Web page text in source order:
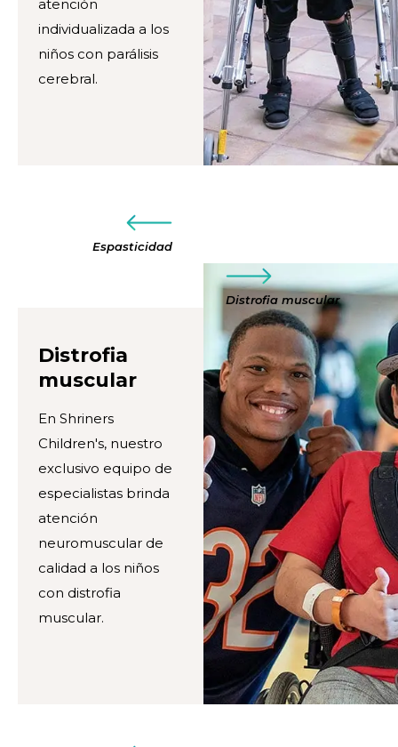
atención
individualizada a los
niños con parálisis
cerebral.
Espasticidad
Distrofia muscular
Distrofia
muscular
En Shriners
Children's, nuestro
exclusivo equipo de
especialistas brinda
atención
neuromuscular de
calidad a los niños
con distrofia
muscular.